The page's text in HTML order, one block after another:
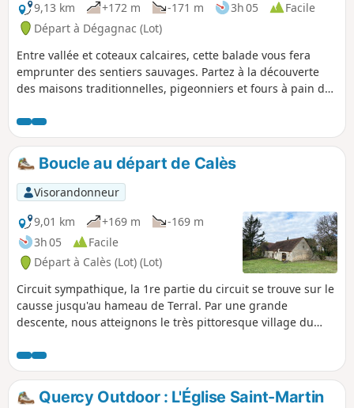
9,13 km +172 m -171 m 3h 05
Facile
Départ à Dégagnac (Lot)
Entre vallée et coteaux calcaires, cette balade vous fera
emprunter des sentiers sauvages. Partez à la découverte
des maisons traditionnelles, pigeonniers et fours à pain des
Boucle au départ de Calès
Visorandonneur
9,01 km
+169 m
-169 m
3h 05
Facile
Départ à Calès (Lot) (Lot)
Circuit sympathique, la 1re partie du circuit se trouve sur le
causse jusqu'au hameau de Terral. Par une grande
descente, nous atteignons le très pittoresque village du
magnifique château. Après un passage dans la vallée, la
remontée se fait par un sentier dans les bois, pour
retrouver le parking.
Quercy Outdoor : L'Église Saint-Martin